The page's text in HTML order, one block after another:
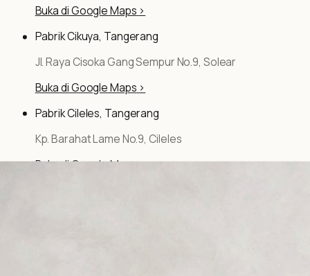
Buka di Google Maps >
Pabrik Cikuya, Tangerang
Jl. Raya Cisoka Gang Sempur No.9, Solear
Buka di Google Maps >
Pabrik Cileles, Tangerang
Kp. Barahat Lame No.9, Cileles
Buka di Google Maps>